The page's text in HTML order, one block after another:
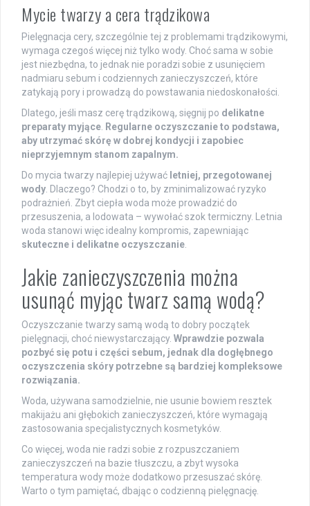
Mycie twarzy a cera trądzikowa
Pielęgnacja cery, szczególnie tej z problemami trądzikowymi,
wymaga czegoś więcej niż tylko wody. Choć sama w sobie
jest niezbędna, to jednak nie poradzi sobie z usunięciem
nadmiaru sebum i codziennych zanieczyszczeń, które
zatykają pory i prowadzą do powstawania niedoskonałości.
Dlatego, jeśli masz cerę trądzikową, sięgnij po delikatne
preparaty myjące Regularne oczyszczanie to podstawa,
aby utrzymać skórę w dobrej kondycji i zapobiec
nieprzyjemnym stanom zapalnym.
Do mycia twarzy najlepiej używać letniej, przegotowanej
wody . Dlaczego? Chodzi o to, by zminimalizować ryzyko
podrażnień. Zbyt ciepła woda może prowadzić do
przesuszenia, a lodowata – wywołać szok termiczny. Letnia
woda stanowi więc idealny kompromis, zapewniając
skuteczne i delikatne oczyszczanie
Jakie zanieczyszczenia można
usunąć myjąc twarz samą wodą?
Oczyszczanie twarzy samą wodą to dobry początek
pielęgnacji, choć niewystarczający. Wprawdzie pozwala
pozbyć się potu i części sebum, jednak dla dogłębnego
oczyszczenia skóry potrzebne są bardziej kompleksowe
rozwiązania.
Woda, używana samodzielnie, nie usunie bowiem resztek
makijażu ani głębokich zanieczyszczeń, które wymagają
zastosowania specjalistycznych kosmetyków.
Co więcej, woda nie radzi sobie z rozpuszczaniem
zanieczyszczeń na bazie tłuszczu, a zbyt wysoka
temperatura wody może dodatkowo przesuszać skórę.
Warto o tym pamiętać, dbając o codzienną pielęgnację.